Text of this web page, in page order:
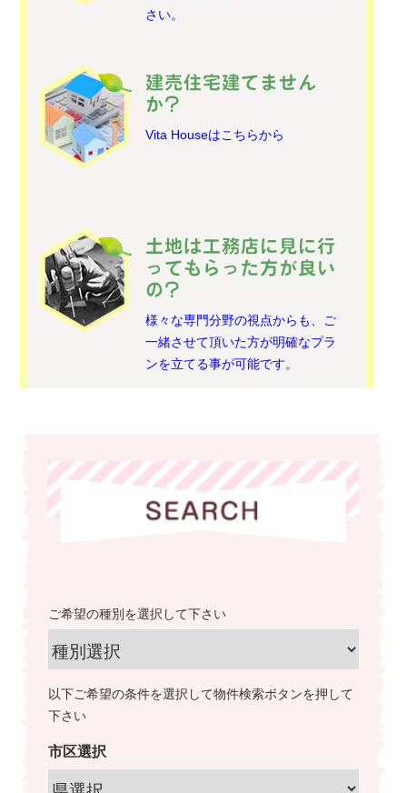
さい。
建売住宅建てません
か?
Vita Houseはこちらから
土地は工務店に見に行
ってもらった方が良い
の?
様々な専門分野の視点からも、ご
一緒させて頂いた方が明確なプラ
ンを立てる事が可能です。
ご希望の種別を選択して下さい
以下ご希望の条件を選択して物件検索ボタンを押して
下さい
市区選択